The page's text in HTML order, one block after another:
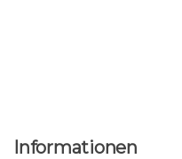
Informationen